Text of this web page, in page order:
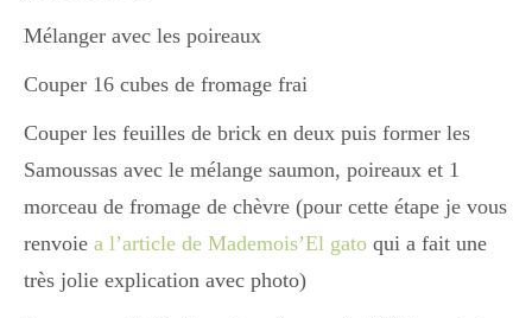
apéro
Halloween
Mélanger avec les poireaux
Couper 16 cubes de fromage frai
Couper les feuilles de brick en deux puis former les
Samoussas avec le mélange saumon, poireaux et 1
morceau de fromage de chèvre (pour cette étape je vous
renvoie a l’article de Mademois’El gato qui a fait une
très jolie explication avec photo)